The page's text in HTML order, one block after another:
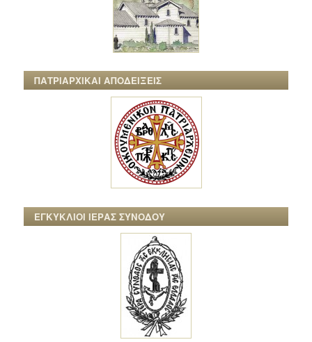
ΠΑΤΡΙΑΡΧΙΚΑΙ ΑΠΟΔΕΙΞΕΙΣ
ΕΓΚΥΚΛΙΟΙ ΙΕΡΑΣ ΣΥΝΟΔΟΥ